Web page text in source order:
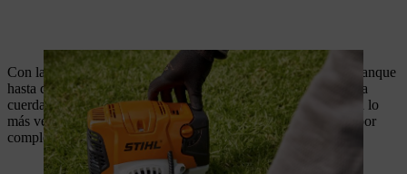
Con la mano derecha, tira lentamente de la empuñadura de arranque
hasta que notes la primera resistencia. A continuación, tira de la
cuerda de arranque rápidamente y con fuerza. Tira hacia arriba lo
más verticalmente posible. Asegúrate de no tirar de la cuerda por
completo.